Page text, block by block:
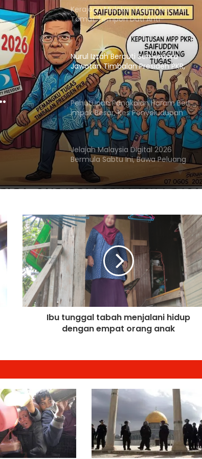
Nurul Izzah Bercuti Sementara
Jawatan Timbalan Presiden PKR,
Saifuddin Pemangku Tugas
Penutupan Pangkalan Haram Beri
Impak Besar, Kes Penyeludupan
Petrol dan Diesel Menjunam
Jelajah Malaysia Digital 2026
Bermula Sabtu Ini, Bawa Peluang
Ekonomi ke Komuniti Setempat
Malaysia Dipilih Jadi Tuan Rumah
Kongres Farmasi Dunia 2027
Keterjaminan Makanan
Ketua Mossad Pecat Dua Pegawai
Kanan Kerana Plot Gagal Guling
Kerajaan Iran
Itali Bakal Berdepan Gelombang
Haba Ekstrem Selama 10 Hari Lagi,
Suhu Mencecah 48°C
Empat Rakyat Palestin Cedera,
Rakam Percakapan Bekas CFO
Kerajaan Mulakan Kajian Semula
Tamat Tempoh Duti Anti-
Lambakan Import Gegelung Keluli
Ibu tunggal tabah menjalani hidup
dengan empat orang anak